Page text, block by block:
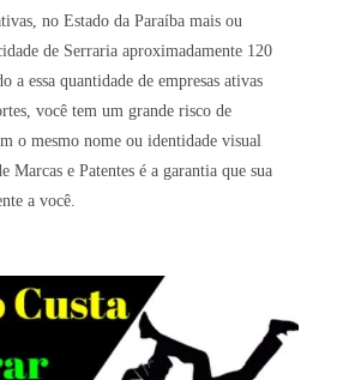
no Estado da Paraíba mais ou
de Serraria aproximadamente 120
a essa quantidade de empresas ativas
você tem um grande risco de
o mesmo nome ou identidade visual
Marcas e Patentes é a garantia que sua
a você.